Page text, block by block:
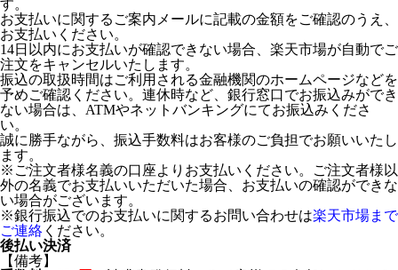
す。
お支払いに関するご案内メールに記載の金額をご確認のうえ、
お支払いください。
14日以内にお支払いが確認できない場合、楽天市場が自動でご
注文をキャンセルいたします。
振込の取扱時間はご利用される金融機関のホームページなどを
予めご確認ください。連休時など、銀行窓口でお振込みができ
ない場合は、ATMやネットバンキングにてお振込みくださ
い。
誠に勝手ながら、振込手数料はお客様のご負担でお願いいたし
ます。
※ご注文者様名義の口座よりお支払いください。ご注文者様以
外の名義でお支払いいただいた場合、お支払いの確認ができな
い場合がございます。
※銀行振込でのお支払いに関するお問い合わせは楽天市場まで
ご連絡 ください。
後払い決済
【備考】